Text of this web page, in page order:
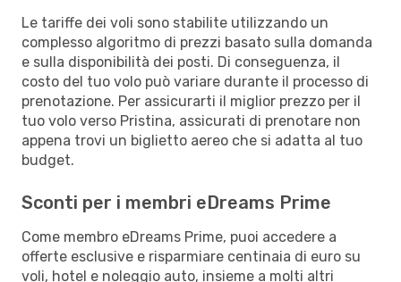
Le tariffe dei voli sono stabilite utilizzando un
complesso algoritmo di prezzi basato sulla domanda
e sulla disponibilità dei posti. Di conseguenza, il
costo del tuo volo può variare durante il processo di
prenotazione. Per assicurarti il miglior prezzo per il
tuo volo verso Pristina, assicurati di prenotare non
appena trovi un biglietto aereo che si adatta al tuo
budget.
Sconti per i membri eDreams Prime
Come membro eDreams Prime, puoi accedere a
offerte esclusive e risparmiare centinaia di euro su
voli, hotel e noleggio auto, insieme a molti altri